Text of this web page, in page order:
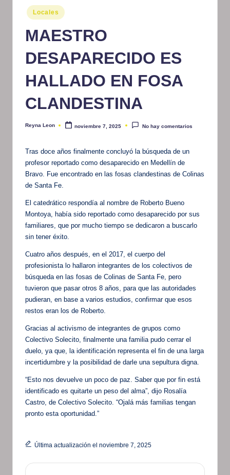
r
at
iv
o
Publicado
en
Locales
MAESTRO
DESAPARECIDO ES
HALLADO EN FOSA
CLANDESTINA
Publicado
Reyna Leon noviembre 7, 2025 No hay comentarios
Tras doce años finalmente concluyó la búsqueda de un
profesor reportado como desaparecido en Medellín de
Bravo. Fue encontrado en las fosas clandestinas de Colinas
de Santa Fe.
El catedrático respondía al nombre de Roberto Bueno
Montoya, había sido reportado como desaparecido por sus
familiares, que por mucho tiempo se dedicaron a buscarlo
sin tener éxito.
Cuatro años después, en el 2017, el cuerpo del
profesionista lo hallaron integrantes de los colectivos de
búsqueda en las fosas de Colinas de Santa Fe, pero
tuvieron que pasar otros 8 años, para que las autoridades
pudieran, en base a varios estudios, confirmar que esos
restos eran los de Roberto.
Gracias al activismo de integrantes de grupos como
Colectivo Solecito, finalmente una familia pudo cerrar el
duelo, ya que, la identificación representa el fin de una larga
incertidumbre y la posibilidad de darle una sepultura digna.
“Esto nos devuelve un poco de paz. Saber que por fin está
identificado es quitarte un peso del alma”, dijo Rosalía
Castro, de Colectivo Solecito. “Ojalá más familias tengan
pronto esta oportunidad.”
Última actualización el noviembre 7, 2025